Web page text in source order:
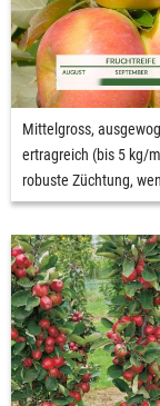
Mittelgross,
ertragreich (bis 5 kg/
robuste Züchtung,